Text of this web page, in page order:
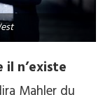
il n’existe